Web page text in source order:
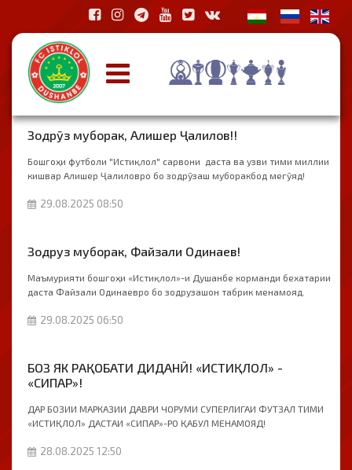
Зодрӯз муборак, Алишер Ҷалилов!!
Бошгоҳи футболи "Истиқлол" сарвони даста ва узви тими миллии
кишвар Алишер Ҷалиловро бо зодрӯзаш муборакбод мегӯяд!
29.08.2025 08:50
Зодруз муборак, Файзали Одинаев!
Маъмурияти бошгоҳи «Истиқлол»-и Душанбе корманди бехатарии
даста Файзали Одинаевро бо зодрузашон табрик менамояд.
29.08.2025 06:50
БОЗ ЯК РАҚОБАТИ ДИДАНӢ! «ИСТИҚЛОЛ» -
«СИПАР»!
ДАР БОЗИИ МАРКАЗИИ ДАВРИ ЧОРУМИ СУПЕРЛИГАИ ФУТЗАЛ ТИМИ
«ИСТИҚЛОЛ» ДАСТАИ «СИПАР»-РО ҚАБУЛ МЕНАМОЯД!
28.08.2025 12:50